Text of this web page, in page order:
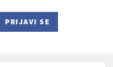
PRIJAVI SE